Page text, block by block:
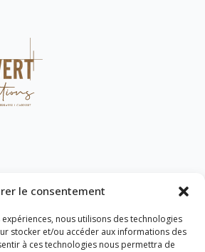
le consentement
nous utilisons des technologies
stocker et/ou accéder aux informations des
à ces technologies nous permettra de